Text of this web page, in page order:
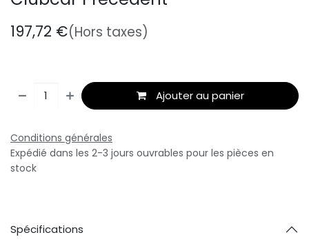
197,72 €(Hors taxes)
Ajouter au panier
Conditions générales
Expédié dans les 2-3 jours ouvrables pour les pièces en
stock
Spécifications